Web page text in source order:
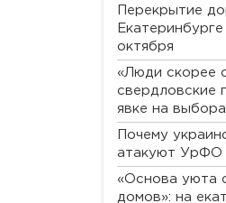
Перекрытие
октября
«Люди скорее
свердловские
явке на
Почему
атакуют УрФО
«Основа уюта
домов»: на